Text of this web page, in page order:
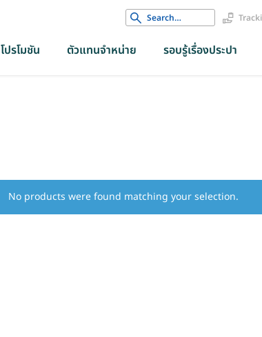
Search
for:
โปรโมชัน ตัวแทนจำหน่าย รอบรู้เรื่องประปา
No products were found matching your selection.